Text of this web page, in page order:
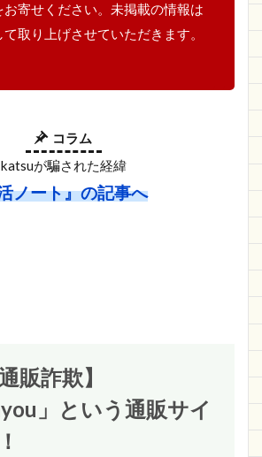
お寄せください。未掲載の情報は
取り上げさせていただきます。
コラム
katsuが騙された経緯
ノート』の記事へ
販詐欺】
」という通販サイ